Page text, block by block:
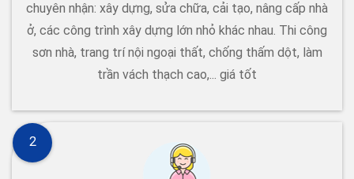
chuyên nhận: xây dựng, sửa chữa, cải tạo, nâng cấp nhà
ở, các công trình xây dựng lớn nhỏ khác nhau. Thi công
sơn nhà, trang trí nội ngoại thất, chống thấm dột, làm
trần vách thạch cao,... giá tốt
2